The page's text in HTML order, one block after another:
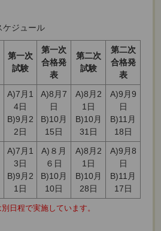
ケジュール
第一次
試験
第一次
合格発
表
第二次
試験
第二次
合格発
表
A)7月1
4日
B)9月2
2日
A)8月7
日
B)10月
15日
A)8月2
1日
B)10月
31日
A)9月9
日
B)11月
18日
A)7月1
3日
B)9月2
1日
A)８月
６日
B)10月
10日
A)8月2
1日
B)10月
28日
A)9月8
日
B)11月
17日
程で実施しています。